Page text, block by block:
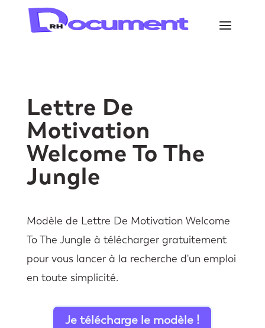
Lettre De
Motivation
Welcome To The
Jungle
Modèle de Lettre De Motivation Welcome
To The Jungle à télécharger gratuitement
pour vous lancer à la recherche d'un emploi
en toute simplicité.
Je télécharge le modèle !